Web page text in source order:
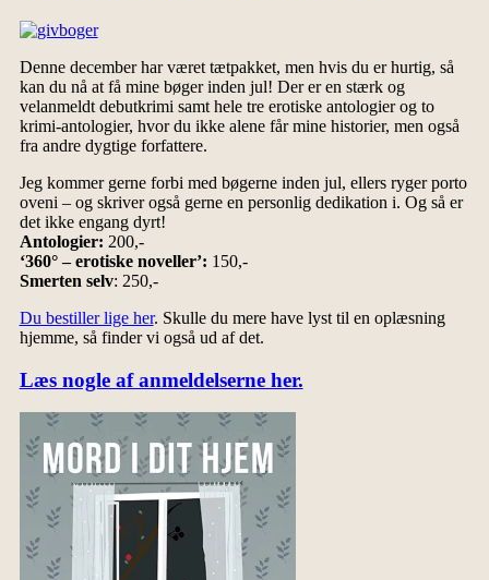
Denne december har været tætpakket, men hvis du er hurtig, så
kan du nå at få mine bøger inden jul! Der er en stærk og
velanmeldt debutkrimi samt hele tre erotiske antologier og to
krimi-antologier, hvor du ikke alene får mine historier, men også
fra andre dygtige forfattere.
Jeg kommer gerne forbi med bøgerne inden jul, ellers ryger porto
oveni – og skriver også gerne en personlig dedikation i. Og så er
det ikke engang dyrt!
Antologier: 200,-
‘360° – erotiske noveller’: 150,-
Smerten selv: 250,-
Du bestiller lige her. Skulle du mere have lyst til en oplæsning
hjemme, så finder vi også ud af det.
Læs nogle af anmeldelserne her.